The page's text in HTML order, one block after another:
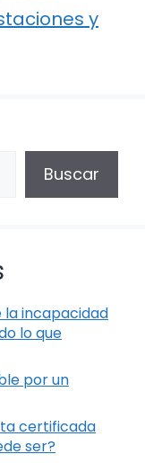
y
Buscar
la incapacidad
lo que
por un
certificada
ser?